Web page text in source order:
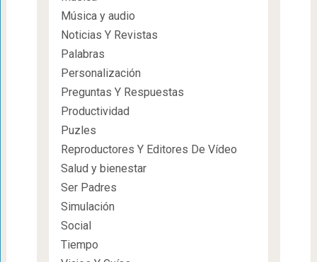
Música y audio
Noticias Y Revistas
Palabras
Personalización
Preguntas Y Respuestas
Productividad
Puzles
Reproductores Y Editores De Vídeo
Salud y bienestar
Ser Padres
Simulación
Social
Tiempo